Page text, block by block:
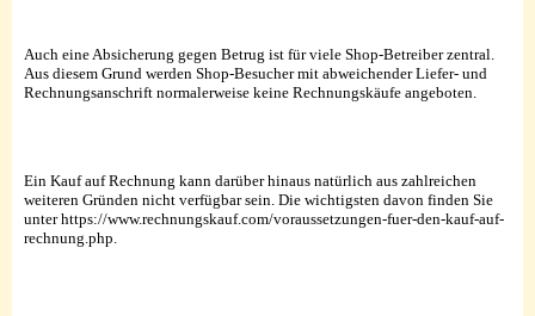
Auch eine Absicherung gegen Betrug ist für viele Shop-Betreiber zentral.
Aus diesem Grund werden Shop-Besucher mit abweichender Liefer- und
Rechnungsanschrift normalerweise keine Rechnungskäufe angeboten.
Ein Kauf auf Rechnung kann darüber hinaus natürlich aus zahlreichen
weiteren Gründen nicht verfügbar sein. Die wichtigsten davon finden Sie
unter https://www.rechnungskauf.com/voraussetzungen-fuer-den-kauf-auf-
rechnung.php.